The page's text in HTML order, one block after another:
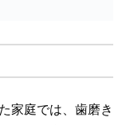
家庭では、歯磨き